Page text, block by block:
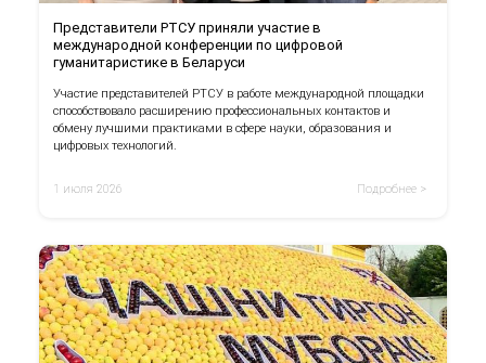
Представители РТСУ приняли участие в
международной конференции по цифровой
гуманитаристике в Беларуси
Участие представителей РТСУ в работе международной площадки
способствовало расширению профессиональных контактов и
обмену лучшими практиками в сфере науки, образования и
цифровых технологий.
1 июля 2026 Подробнее >